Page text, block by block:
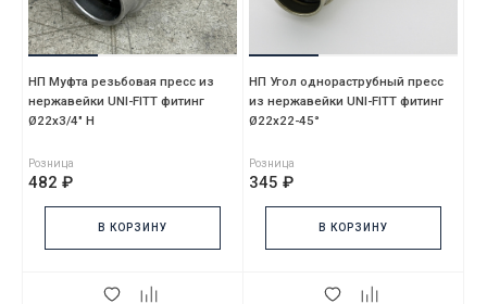
НП Муфта резьбовая пресс из
нержавейки UNI-FITT фитинг
Ø22x3/4" Н
Розница
482 ₽
В КОРЗИНУ
НП Угол однораструбный пресс
из нержавейки UNI-FITT фитинг
Ø22х22-45°
Розница
345 ₽
В КОРЗИНУ